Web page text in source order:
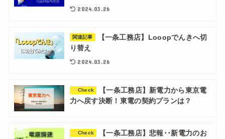
2024.03.26
関連記事
【一条工務店】Looopでんきへ切
り替え
2024.03.26
Check
【一条工務店】新電力から東京電
力へ戻す決断！東電の契約プランは？
Check
【一条工務店】悲報･･新電力のお